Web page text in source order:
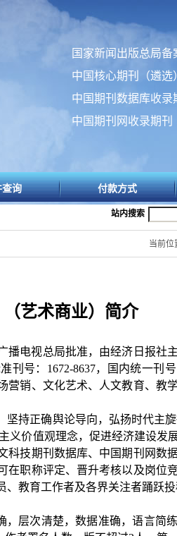
国家新闻出版总局备
中国核心期刊（遴选
中国期刊数据库收录
中国期刊网收录期刊
查询 付款方式
站内搜索
当前位
（艺术商业）简介
播电视总局批准，由经济日报社
刊号： 1672-8637，国内统一刊号
营销、文化艺术、人文教育、教
坚持正确舆论导向，弘扬时代主
义价值观理念，促进经济建设发
科技期刊数据库、中国期刊网数
在职称评定、晋升考核以及岗位
教育工作者及各界关注者踊跃投
，层次清楚，数据准确，语言简